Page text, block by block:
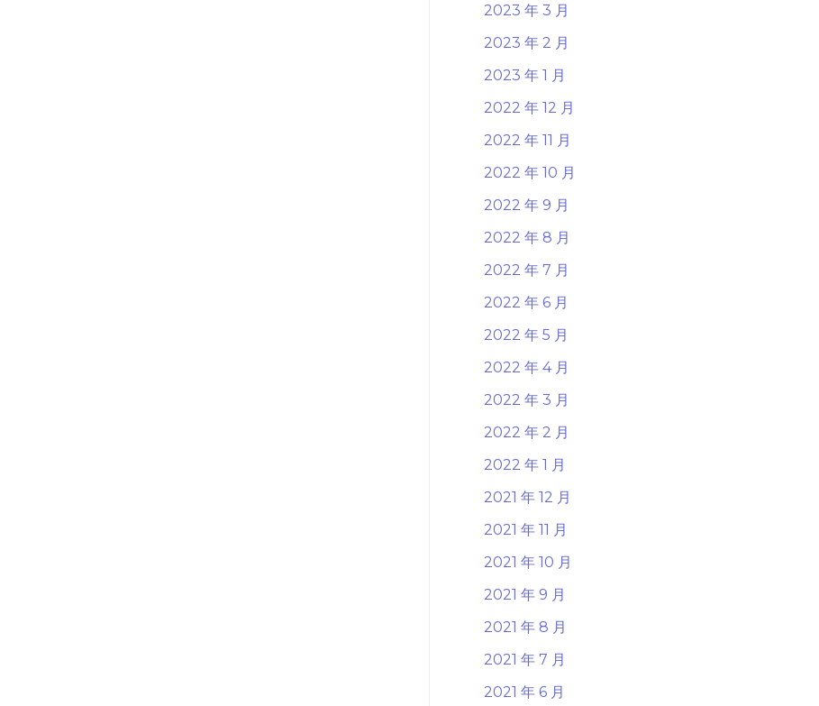
2023 年 3 月
2023 年 2 月
2023 年 1 月
2022 年 12 月
2022 年 11 月
2022 年 10 月
2022 年 9 月
2022 年 8 月
2022 年 7 月
2022 年 6 月
2022 年 5 月
2022 年 4 月
2022 年 3 月
2022 年 2 月
2022 年 1 月
2021 年 12 月
2021 年 11 月
2021 年 10 月
2021 年 9 月
2021 年 8 月
2021 年 7 月
2021 年 6 月